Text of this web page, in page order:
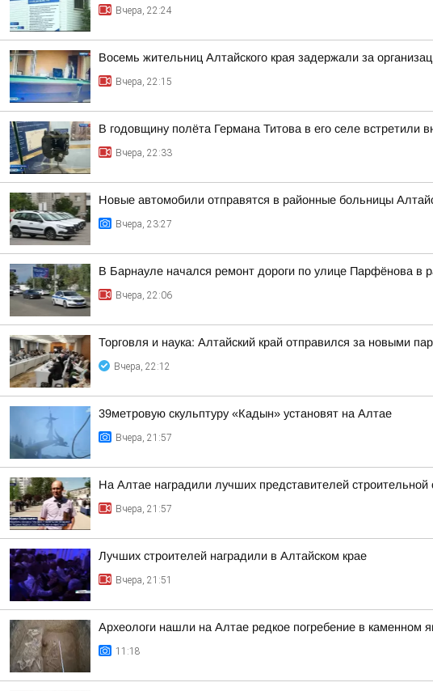
Вчера, 22:24
Восемь жительниц Алтайского края задержали за
Вчера, 22:15
В годовщину полёта Германа Титова в его селе встретили
Вчера, 22:33
Новые автомобили отправятся в районные больницы
Вчера, 23:27
В Барнауле начался ремонт дороги по улице Парфёнова в
Вчера, 22:06
Торговля и наука: Алтайский край отправился за новыми
Вчера, 22:12
39метровую скульптуру «Кадын» установят на Алтае
Вчера, 21:57
На Алтае наградили лучших представителей строительной
Вчера, 21:57
Лучших строителей наградили в Алтайском крае
Вчера, 21:51
Археологи нашли на Алтае редкое погребение в каменном
11:18